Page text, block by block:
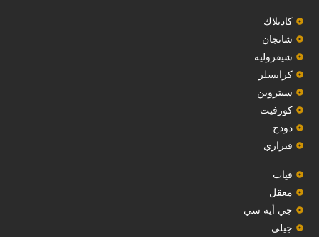
كاديلاك
‏شانجان‏
شيفروليه
‏كرايسلر‏
سيتروين
‏كورفيت‏
دودج
فيراري
فيات
معقل
‏جي أيه سي‏
جيلي